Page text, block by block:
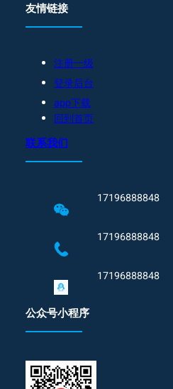
友情链接
注册一级
登录后台
app下载
回到首页
联系我们
17196888848
17196888848
17196888848
公众号小程序